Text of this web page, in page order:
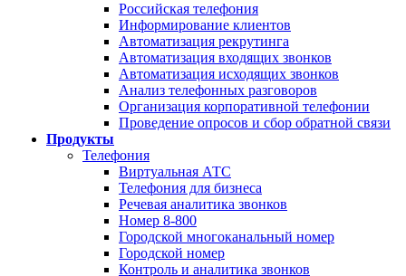
Российская телефония
Информирование клиентов
Автоматизация рекрутинга
Автоматизация входящих звонков
Автоматизация исходящих звонков
Анализ телефонных разговоров
Организация корпоративной телефонии
Проведение опросов и сбор обратной связи
Продукты
Телефония
Виртуальная АТС
Телефония для бизнеса
Речевая аналитика звонков
Номер 8-800
Городской многоканальный номер
Городской номер
Контроль и аналитика звонков